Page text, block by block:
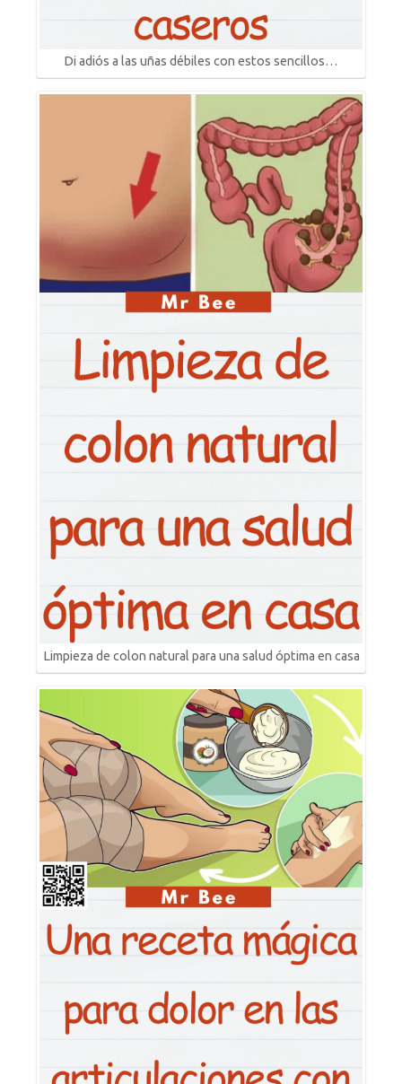
Di adiós a las uñas débiles con estos sencillos…
Limpieza de colon natural para una salud óptima en casa